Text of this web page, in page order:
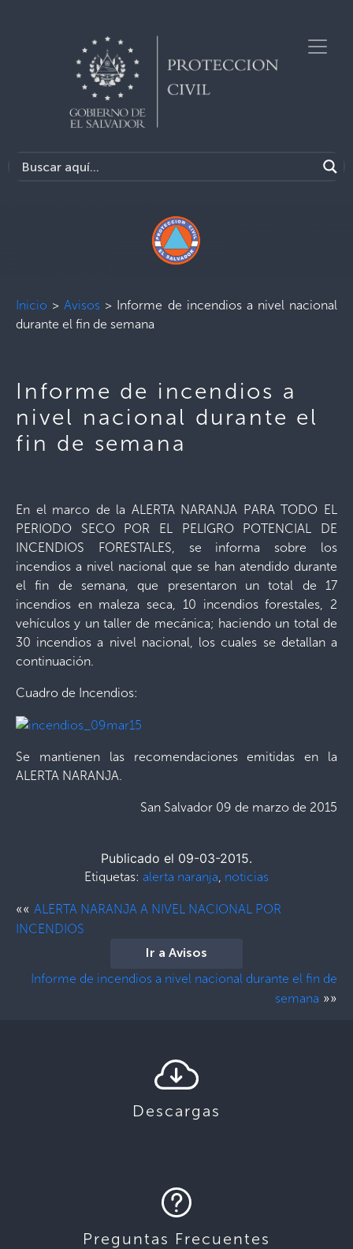
Inicio >Avisos > Informe de incendios a nivel nacional
durante el fin de semana
Informe de incendios a
nivel nacional durante el
fin de semana
En el marco de la ALERTA NARANJA PARA TODO EL
PERIODO SECO POR EL PELIGRO POTENCIAL DE
INCENDIOS FORESTALES, se informa sobre los
incendios a nivel nacional que se han atendido durante
el fin de semana, que presentaron un total de 17
incendios en maleza seca, 10 incendios forestales, 2
vehículos y un taller de mecánica; haciendo un total de
30 incendios a nivel nacional, los cuales se detallan a
continuación.
Cuadro de Incendios:
Se mantienen las recomendaciones emitidas en la
ALERTA NARANJA.
San Salvador 09 de marzo de 2015
Publicado el 09-03-2015.
Etiquetas: alerta naranja, noticias
«« ALERTA NARANJA A NIVEL NACIONAL POR
INCENDIOS
Ir a Avisos
Informe de incendios a nivel nacional durante el fin de
semana »»
Descargas
Preguntas Frecuentes